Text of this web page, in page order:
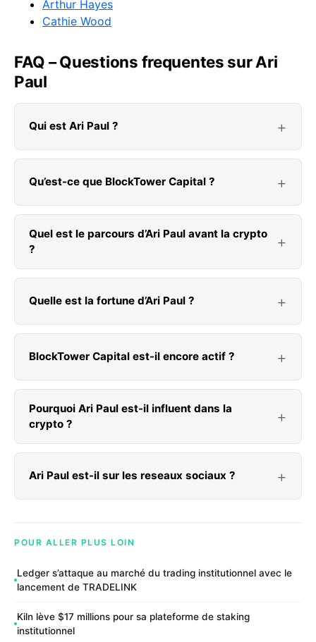
Arthur Hayes
Cathie Wood
FAQ – Questions frequentes sur Ari
Paul
Qui est Ari Paul ?
Qu’est-ce que BlockTower Capital ?
Quel est le parcours d’Ari Paul avant la crypto
?
Quelle est la fortune d’Ari Paul ?
BlockTower Capital est-il encore actif ?
Pourquoi Ari Paul est-il influent dans la
crypto ?
Ari Paul est-il sur les reseaux sociaux ?
POUR ALLER PLUS LOIN
Ledger s’attaque au marché du trading institutionnel avec le
lancement de TRADELINK
Kiln lève $17 millions pour sa plateforme de staking
institutionnel